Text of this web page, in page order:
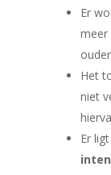
Er
meer
Het
niet
Er ligt